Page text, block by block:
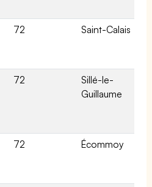
72 Saint-Calais
72
Sillé-le-
Guillaume
72 Écommoy